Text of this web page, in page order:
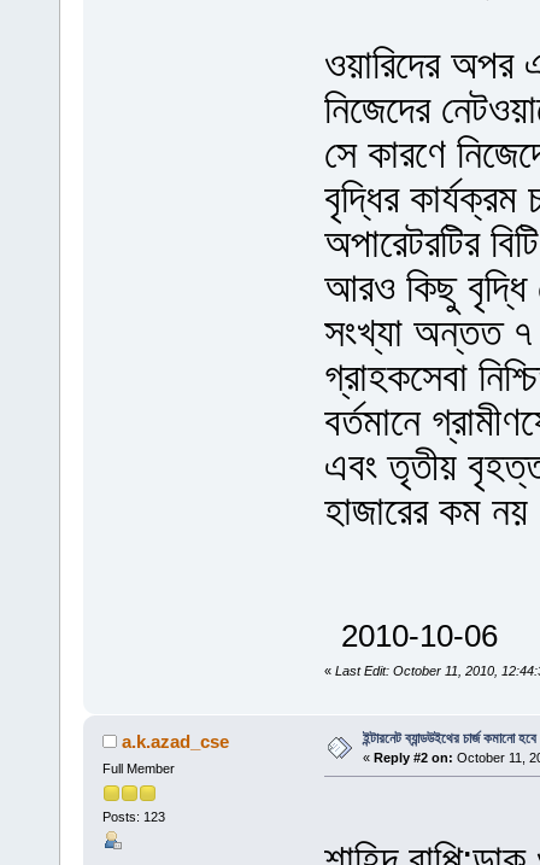
ওয়ারিদের অপর
নিজেদের
সে কারণে
বৃদ্ধির
অপারেটরটির
আরও কিছু বৃদ্ধি
সংখ্যা অন্তত ৭
গ্রাহকসেবা
বর্তমানে
এবং তৃতীয়
হাজারের কম
2010-10-06
« Last Edit: October 11, 2010,
a.k.azad_cse
Full Member
Posts: 123
ইন্টারনেট ব্যান্ডউইথের চার্জ কমানো হবে
« Reply #2 on: October 11,